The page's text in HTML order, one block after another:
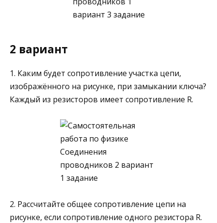
2 вариант
1. Каким будет сопротивление уча­стка цепи,
изображённого на рисунке, при замыкании клю­ча?
Каждый из резисторов имеет сопротивление R.
2. Рассчитайте общее сопротивление цепи на
рисунке, если сопротивление одного резис­тора R.